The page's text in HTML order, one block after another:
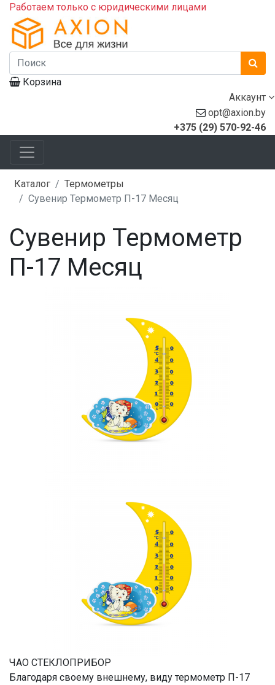
Работаем только с юридическими лицами
Корзина
Аккаунт
opt@axion.by
+375 (29) 570-92-46
Каталог
Термометры
Сувенир Термометр П-17 Месяц
Сувенир Термометр
П-17 Месяц
ЧАО СТЕКЛОПРИБОР
Благодаря своему внешнему, виду термометр П-17